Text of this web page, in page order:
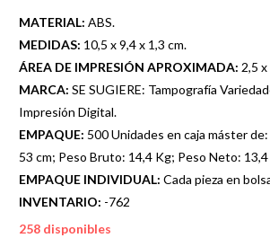
MATERIAL: ABS.
MEDIDAS: 10,5 x 9,4 x 1,3 cm.
ÁREA DE IMPRESIÓN APROXIMADA: 2,5
MARCA: SE SUGIERE: Tampografía
Impresión Digital.
EMPAQUE: 500 Unidades en caja máster
53 cm; Peso Bruto: 14,4 Kg; Peso Neto:
EMPAQUE INDIVIDUAL: Cada pieza en
INVENTARIO: -762
258 disponibles